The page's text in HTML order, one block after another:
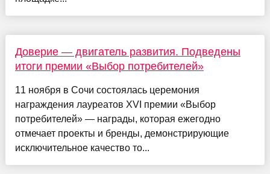
Доверие — двигатель развития. Подведены
итоги премии «Выбор потребителей»
11 ноября в Сочи состоялась церемония
награждения лауреатов XVI премии «Выбор
потребителей» — награды, которая ежегодно
отмечает проекты и бренды, демонстрирующие
исключительное качество то...